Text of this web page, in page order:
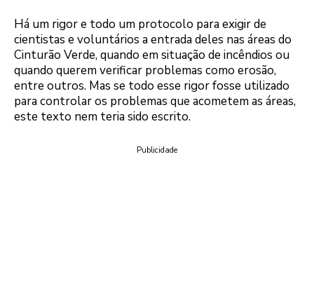
Há um rigor e todo um protocolo para exigir de
cientistas e voluntários a entrada deles nas áreas do
Cinturão Verde, quando em situação de incêndios ou
quando querem verificar problemas como erosão,
entre outros. Mas se todo esse rigor fosse utilizado
para controlar os problemas que acometem as áreas,
este texto nem teria sido escrito.
Publicidade